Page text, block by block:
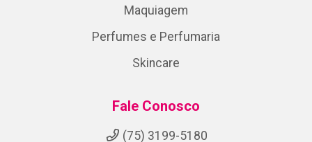
Maquiagem
Perfumes e Perfumaria
Skincare
Fale Conosco
(75) 3199-5180